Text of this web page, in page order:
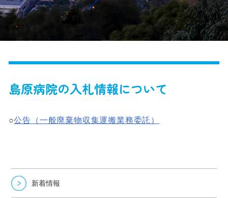
島原病院の入札情報について
○公告（一般廃棄物収集運搬業務委託）
新着情報